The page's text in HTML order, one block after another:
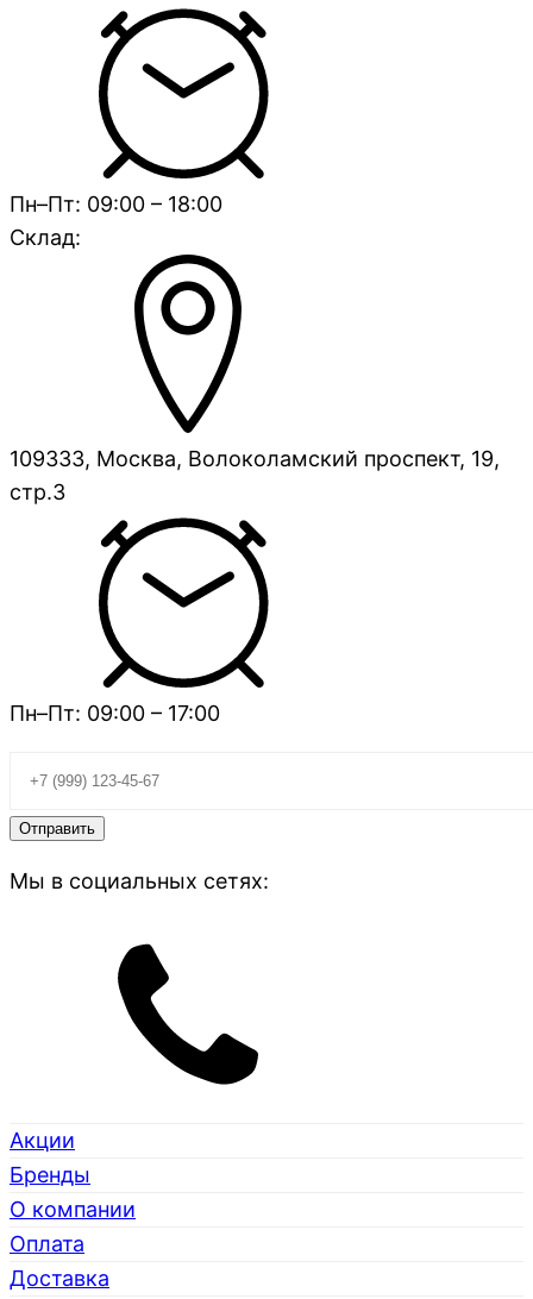
Пн–Пт: 09:00 – 18:00
Склад:
109333, Москва, Волоколамский проспект, 19,
стр.3
Пн–Пт: 09:00 – 17:00
Мы в социальных сетях:
Акции
Бренды
О компании
Оплата
Доставка